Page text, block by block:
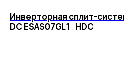
Инверторная сплит-
DC ESAS07GL1_HDC